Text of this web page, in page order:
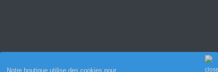
Notre boutique utilise des cookies pour